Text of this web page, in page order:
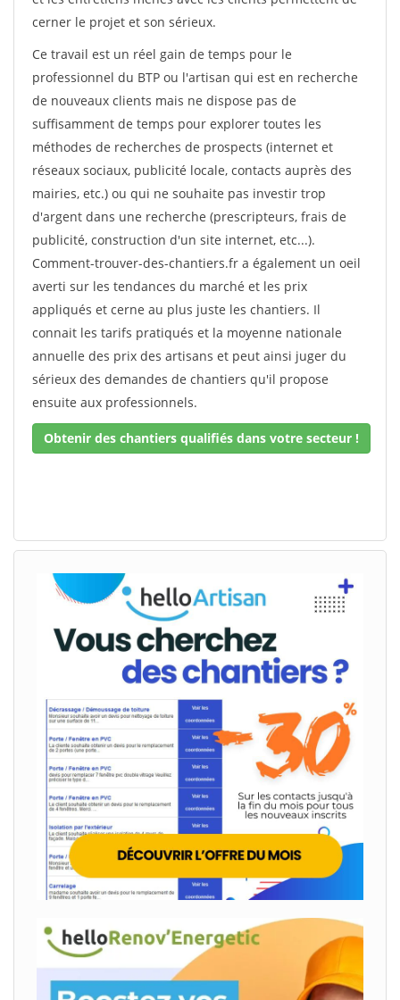
cerner le projet et son sérieux.
Ce travail est un réel gain de temps pour le
professionnel du BTP ou l'artisan qui est en recherche
de nouveaux clients mais ne dispose pas de
suffisamment de temps pour explorer toutes les
méthodes de recherches de prospects (internet et
réseaux sociaux, publicité locale, contacts auprès des
mairies, etc.) ou qui ne souhaite pas investir trop
d'argent dans une recherche (prescripteurs, frais de
publicité, construction d'un site internet, etc...).
Comment-trouver-des-chantiers.fr a également un oeil
averti sur les tendances du marché et les prix
appliqués et cerne au plus juste les chantiers. Il
connait les tarifs pratiqués et la moyenne nationale
annuelle des prix des artisans et peut ainsi juger du
sérieux des demandes de chantiers qu'il propose
ensuite aux professionnels.
Obtenir des chantiers qualifiés dans votre secteur !